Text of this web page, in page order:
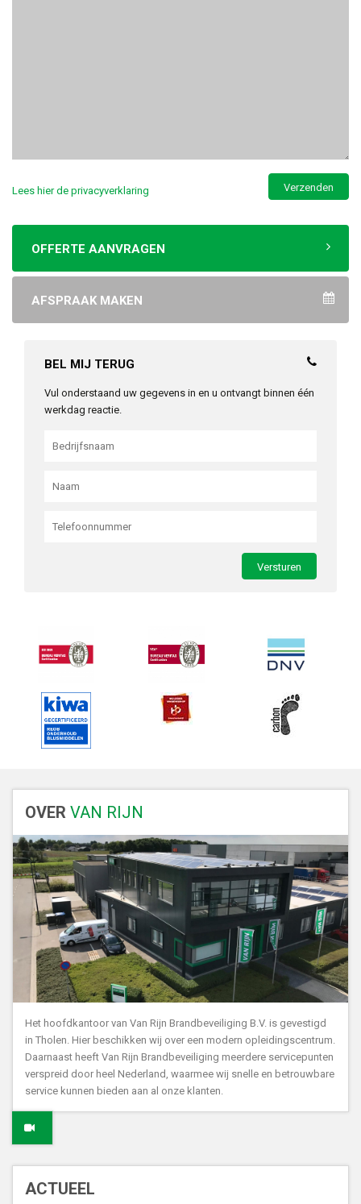
Lees hier de privacyverklaring
OFFERTE AANVRAGEN
AFSPRAAK MAKEN
BEL MIJ TERUG
Vul onderstaand uw gegevens in en u ontvangt binnen één
werkdag reactie.
OVER VAN RIJN
Het hoofdkantoor van Van Rijn Brandbeveiliging B.V. is gevestigd
in Tholen. Hier beschikken wij over een modern opleidingscentrum.
Daarnaast heeft Van Rijn Brandbeveiliging meerdere servicepunten
verspreid door heel Nederland, waarmee wij snelle en betrouwbare
service kunnen bieden aan al onze klanten.
ACTUEEL